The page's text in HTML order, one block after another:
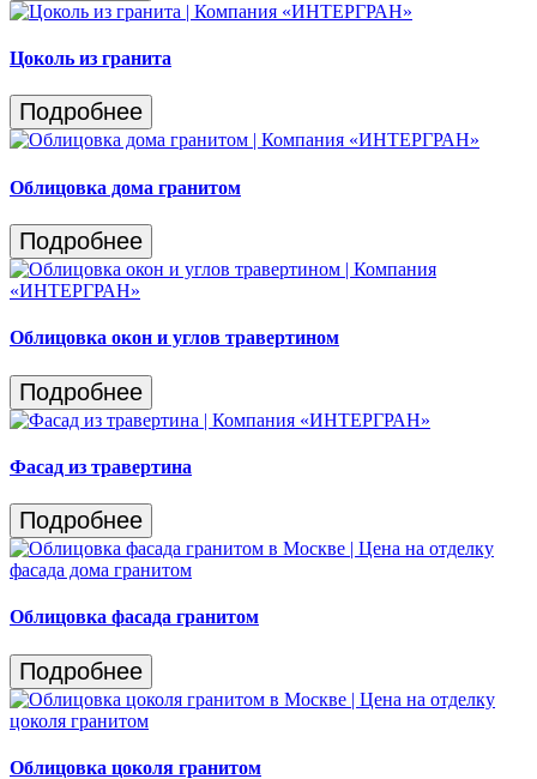
Цоколь из гранита
Подробнее
Облицовка дома гранитом
Подробнее
Облицовка окон и углов травертином
Подробнее
Фасад из травертина
Подробнее
Облицовка фасада гранитом
Подробнее
Облицовка цоколя гранитом